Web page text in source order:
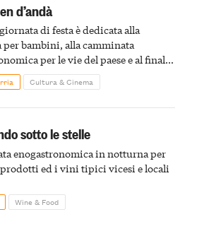
d’andà
di festa è dedicata alla
per bambini, alla camminata
per le vie del paese e al finale
Cultura & Cinema
sotto le stelle
enogastronomica in notturna per
ed i vini tipici vicesi e locali
Wine & Food